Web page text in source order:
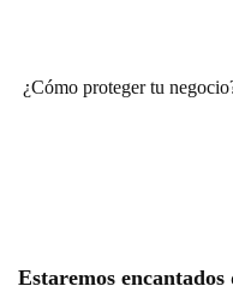
¿Cómo proteger tu
Estaremos